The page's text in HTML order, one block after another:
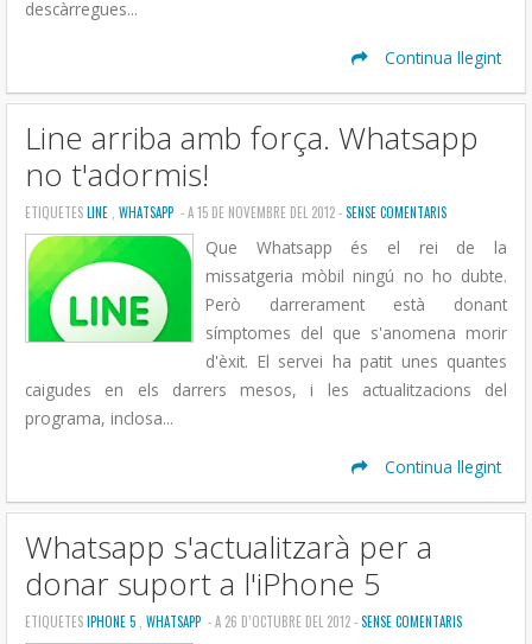
descàrregues...
Continua llegint
Line arriba amb força. Whatsapp
no t'adormis!
ETIQUETESLINE , WHATSAPP - A 15 DE NOVEMBRE DEL 2012 -SENSE COMENTARIS
Que Whatsapp és el rei de la
missatgeria mòbil ningú no ho dubte.
Però darrerament està donant
símptomes del que s'anomena morir
d'èxit. El servei ha patit unes quantes
caigudes en els darrers mesos, i les actualitzacions del
programa, inclosa...
Continua llegint
Whatsapp s'actualitzarà per a
donar suport a l'iPhone 5
ETIQUETESIPHONE 5 , WHATSAPP - A 26 D’OCTUBRE DEL 2012 -SENSE COMENTARIS